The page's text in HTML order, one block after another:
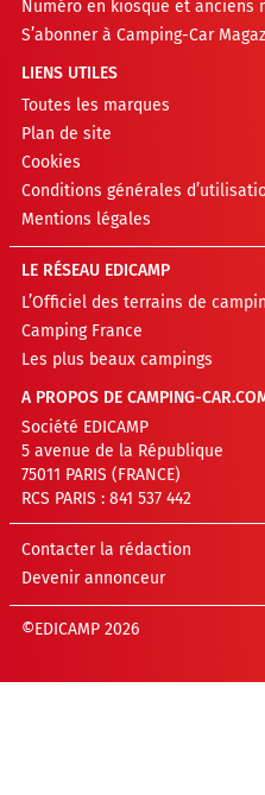
Numéro en kiosque et anciens
S’abonner à Camping-Car
LIENS UTILES
Toutes les marques
Plan de site
Cookies
Conditions générales
Mentions légales
LE RÉSEAU EDICAMP
L’Officiel des terrains de
Camping France
Les plus beaux campings
A PROPOS DE CAMPING-
Société EDICAMP
5 avenue de la République
75011 PARIS (FRANCE)
RCS PARIS : 841 537 442
Contacter la rédaction
Devenir annonceur
©EDICAMP 2026